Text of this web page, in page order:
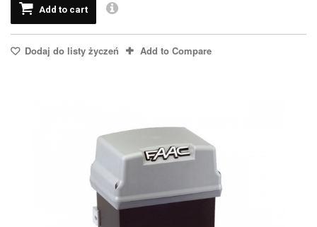
Add to cart
Dodaj do listy życzeń Add to Compare